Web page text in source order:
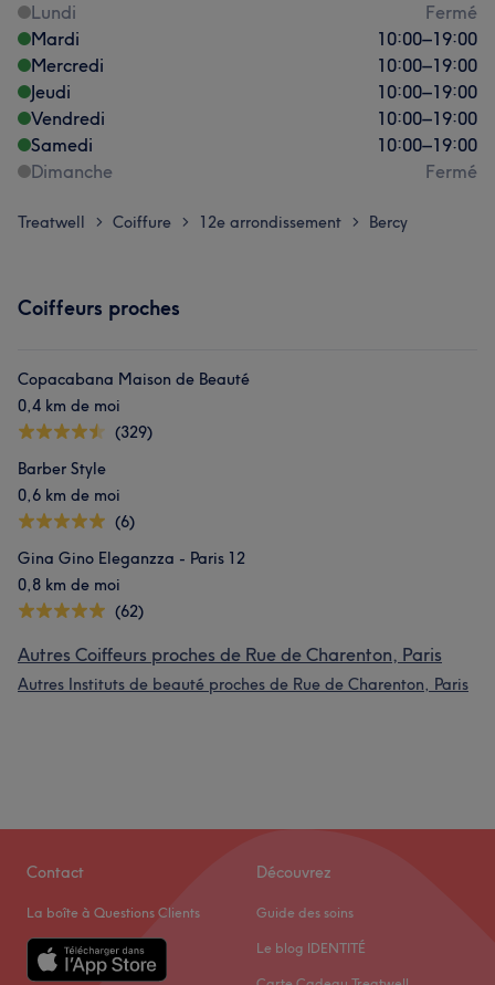
Lundi
Fermé
Mardi
10:00–19:00
Mercredi
10:00–19:00
Jeudi
10:00–19:00
Vendredi
10:00–19:00
Samedi
10:00–19:00
Dimanche
Fermé
Treatwell > Coiffure > 12e arrondissement > Bercy
Coiffeurs proches
Copacabana Maison de Beauté
0,4 km de moi
(329)
Barber Style
0,6 km de moi
(6)
Gina Gino Eleganzza - Paris 12
0,8 km de moi
(62)
Autres Coiffeurs proches de Rue de Charenton, Paris
Autres Instituts de beauté proches de Rue de Charenton, Paris
Contact
La boîte à Questions Clients
Découvrez
Guide des soins
Le blog IDENTITÉ